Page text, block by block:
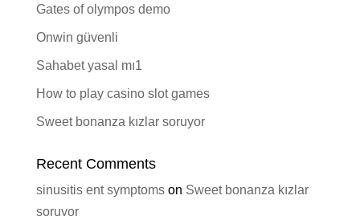
Gates of olympos demo
Onwin güvenli
Sahabet yasal mı1
How to play casino slot games
Sweet bonanza kızlar soruyor
Recent Comments
sinusitis ent symptomson Sweet bonanza kızlar
soruyor